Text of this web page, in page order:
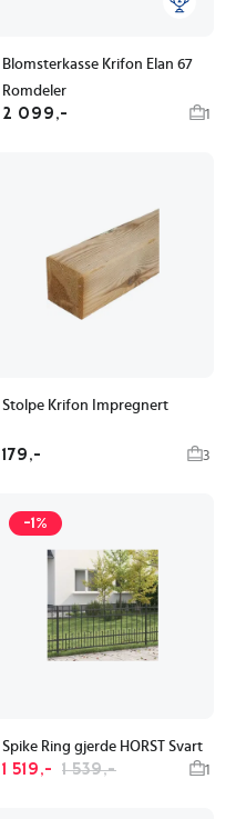
Blomsterkasse Krifon Elan 67
Romdeler
2 099,- 1
Stolpe Krifon Impregnert
179,- 3
-1%
Spike Ring gjerde HORST Svart
1 519,- 1 539,- 1